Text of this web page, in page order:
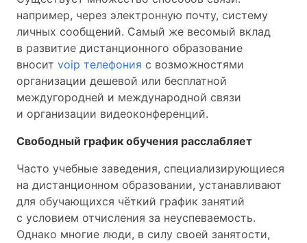
например, через электронную почту, систему
личных сообщений. Самый же весомый вклад
в развитие дистанционного образование
вносит voip телефония с возможностями
организации дешевой или бесплатной
междугородней и международной связи
и организации видеоконференций.
Свободный график обучения расслабляет
Часто учебные заведения, специализирующиеся
на дистанционном образовании, устанавливают
для обучающихся чёткий график занятий
с условием отчисления за неуспеваемость.
Однако многие люди, в силу своей занятости,